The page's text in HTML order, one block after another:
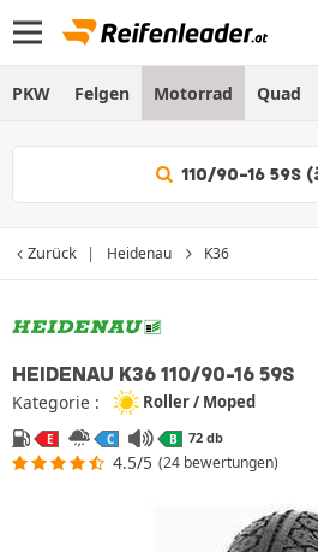
PKW Felgen Motorrad Quad
110/90-16 59S
Zurück Heidenau K36
HEIDENAU K36 110/90-16 59S
Kategorie : Roller / Moped
E C B 72 db
4.5/5 (24 bewertungen)